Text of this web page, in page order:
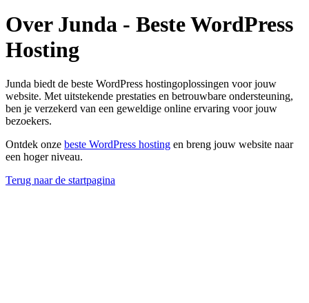
Over Junda - Beste WordPress
Hosting
Junda biedt de beste WordPress hostingoplossingen voor jouw
website. Met uitstekende prestaties en betrouwbare ondersteuning,
ben je verzekerd van een geweldige online ervaring voor jouw
bezoekers.
Ontdek onze beste WordPress hosting en breng jouw website naar
een hoger niveau.
Terug naar de startpagina